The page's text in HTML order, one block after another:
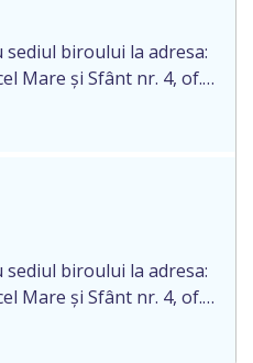
opțiune pentru
sediul biroului la adresa:
Mare și Sfânt nr. 4, of.
cet. DODI EUGENIU,
la data de 12.01.2026
două mii douăzeci și
de moștenitor este
sediul biroului la adresa:
Mare și Sfânt nr. 4, of.
cet. BOSÎNCEANU